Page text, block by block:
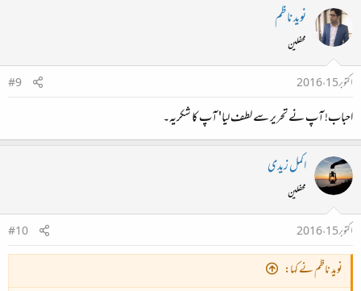
نوید ناظم
محفلین
اکتوبر 15، 2016
#9
احباب! آپ نے تحریر سے لطف لیا' آپ کا شکریہ۔
اکمل زیدی
محفلین
اکتوبر 15، 2016
#10
نوید ناظم نے کہا: